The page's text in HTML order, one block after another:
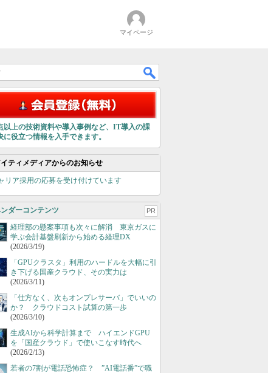
マイページ
以上の技術資料や導入事例など、IT導入の課
に役立つ情報を入手できます。
ティメディアからのお知らせ
リア採用の応募を受け付けています
ダーコンテンツ PR
経理部の懸案事項も次々に解消 東京ガスに
学ぶ会計基盤刷新から始める経理DX
(2026/3/19)
「GPUクラスタ」利用のハードルを大幅に引
き下げる国産クラウド、その実力は
(2026/3/11)
「仕方なく、次もオンプレサーバ」でいいの
か？ クラウドコスト試算の第一歩
(2026/3/10)
生成AIから科学計算まで ハイエンドGPU
を「国産クラウド」で使いこなす時代へ
(2026/2/13)
若者の7割が電話恐怖症？ ”AI電話番”で職